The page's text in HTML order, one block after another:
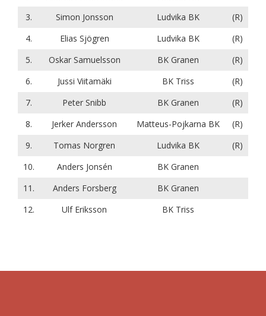
3.
Simon Jonsson Ludvika BK
(R)
4.
Elias Sjögren Ludvika BK
(R)
5.
Oskar Samuelsson BK Granen
(R)
6.
Jussi Viitamäki BK Triss
(R)
7.
Peter Snibb BK Granen
(R)
8.
Jerker Andersson Matteus-Pojkarna BK
(R)
9.
Tomas Norgren Ludvika BK
(R)
10.
Anders Jonsén
BK Granen
11.
Anders Forsberg
BK Granen
12.
Ulf Eriksson BK Triss